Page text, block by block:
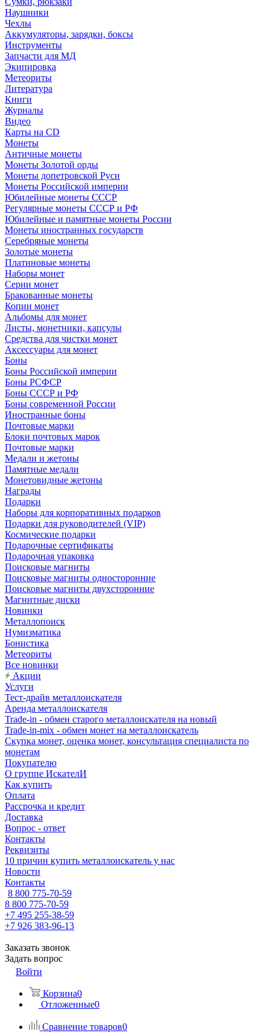
Наушники
Чехлы
Аккумуляторы, зарядки, боксы
Инструменты
Запчасти для МД
Экипировка
Метеориты
Литература
Книги
Журналы
Видео
Карты на CD
Монеты
Античные монеты
Монеты Золотой орды
Монеты допетровской Руси
Монеты Российской империи
Юбилейные монеты СССР
Регулярные монеты СССР и РФ
Юбилейные и памятные монеты России
Монеты иностранных государств
Серебряные монеты
Золотые монеты
Платиновые монеты
Наборы монет
Серии монет
Бракованные монеты
Копии монет
Альбомы для монет
Листы, монетники, капсулы
Средства для чистки монет
Аксессуары для монет
Боны
Боны Российской империи
Боны РСФСР
Боны СССР и РФ
Боны современной России
Иностранные боны
Почтовые марки
Блоки почтовых марок
Почтовые марки
Медали и жетоны
Памятные медали
Монетовидные жетоны
Награды
Подарки
Наборы для корпоративных подарков
Подарки для руководителей (VIP)
Космические подарки
Подарочные сертификаты
Подарочная упаковка
Поисковые магниты
Поисковые магниты односторонние
Поисковые магниты двухсторонние
Магнитные диски
Новинки
Металлопоиск
Нумизматика
Бонистика
Метеориты
Все новинки
Акции
Услуги
Тест-драйв металлоискателя
Аренда металлоискателя
Trade-in - обмен старого металлоискателя на новый
Trade-in-mix - обмен монет на металлоискатель
Скупка монет, оценка монет, консультация специалиста по
монетам
Покупателю
О группе ИскателИ
Как купить
Оплата
Рассрочка и кредит
Доставка
Вопрос - ответ
Контакты
Реквизиты
10 причин купить металлоискатель у нас
Новости
Контакты
8 800 775-70-59
8 800 775-70-59
+7 495 255-38-59
+7 926 383-96-13
Заказать звонок
Задать вопрос
Войти
Корзина0
Отложенные0
Сравнение товаров0